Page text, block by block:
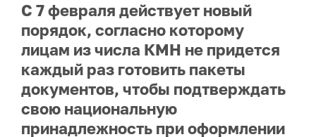
С 7 февраля действует новый
порядок, согласно которому
лицам из числа КМН не придется
каждый раз готовить пакеты
документов, чтобы подтверждать
свою национальную
принадлежность при оформлении